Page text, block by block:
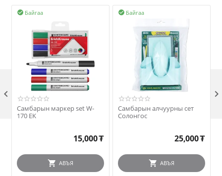
Байгаа

Самбарын маркер set W-
170 EK
15,000₮
АВЪЯ
Байгаа

Самбарын алчуурны сет
Солонгос
25,000₮
АВЪЯ
 